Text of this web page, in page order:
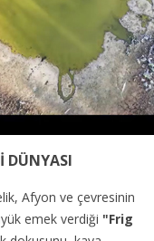
DÜNYASI
Afyon ve çevresinin
emek verdiği "Frig